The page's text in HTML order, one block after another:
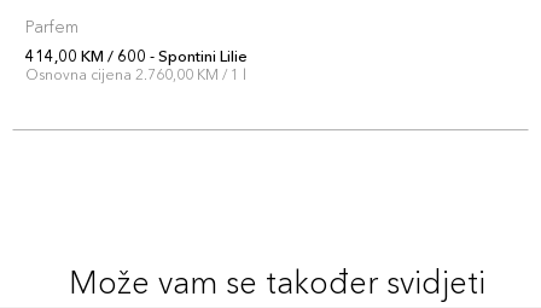
Parfem
414,00 KM / 600 - Spontini Lilie
Osnovna cijena 2.760,00 KM / 1 l
Može vam se također svidjeti